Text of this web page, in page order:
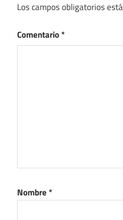
Los campos obligatorios
Comentario*
Nombre *